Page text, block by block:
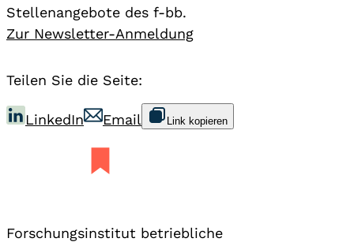
Stellenangebote des f-bb.
Zur Newsletter-Anmeldung
Teilen Sie die Seite:
LinkedIn Email Link kopieren
Forschungsinstitut betriebliche